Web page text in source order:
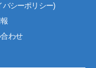
バシーポリシー)
わせ